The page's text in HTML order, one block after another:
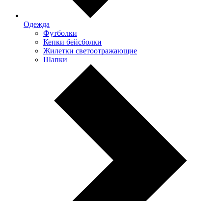
Одежда
Футболки
Кепки бейсболки
Жилетки светоотражающие
Шапки